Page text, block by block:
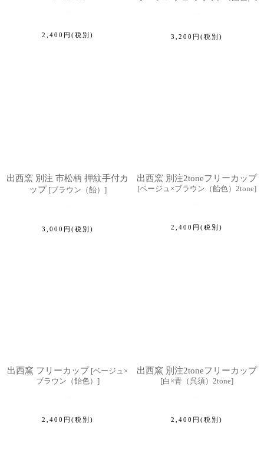
2,400 円 (税別) 3,200 円 (税別)
出西窯 別注 市松柄 押紋手付カ
ップ [ブラウン（飴） ]
3,000 円 (税別)
出西窯 別注2toneフリーカップ
[ベージュ×ブラウン（飴色）2tone]
2,400 円 (税別)
出西窯 フリーカップ [ベージュ×
ブラウン（飴色） ]
2,400 円 (税別)
出西窯 別注2toneフリーカップ
[白×青（呉須）2tone]
2,400 円 (税別)